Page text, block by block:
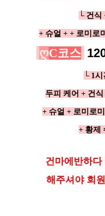
└ 건식
+ 슈얼 + + 로미로
ღC코스
└ 1
두피 케어 + 건
+ 슈얼 + 로미로
+ 황제
건마에반하
해 주셔야 회